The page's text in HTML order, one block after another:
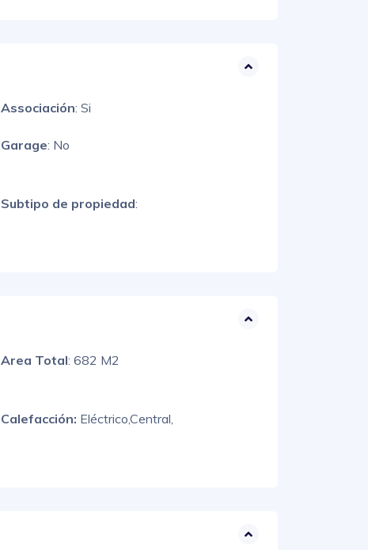
Associación: Si
Garage: No
Subtipo de propiedad:
Area Total: 682 M2
Calefacción: Eléctrico,Central,